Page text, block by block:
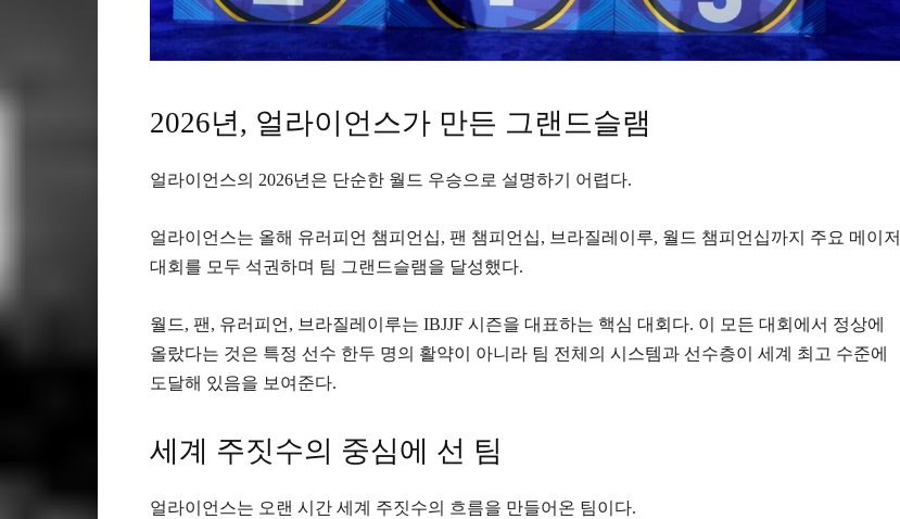
2026년, 얼라이언스가 만든 그랜드슬램
얼라이언스의 2026년은 단순한 월드 우승으로 설명하기 어렵다.
얼라이언스는 올해 유러피언 챔피언십, 팬 챔피언십, 브라질레이루, 월드 챔피언십까지 주요 메이저
대회를 모두 석권하며 팀 그랜드슬램을 달성했다.
월드, 팬, 유러피언, 브라질레이루는 IBJJF 시즌을 대표하는 핵심 대회다. 이 모든 대회에서 정상에
올랐다는 것은 특정 선수 한두 명의 활약이 아니라 팀 전체의 시스템과 선수층이 세계 최고 수준에
도달해 있음을 보여준다.
세계 주짓수의 중심에 선 팀
얼라이언스는 오랜 시간 세계 주짓수의 흐름을 만들어온 팀이다.